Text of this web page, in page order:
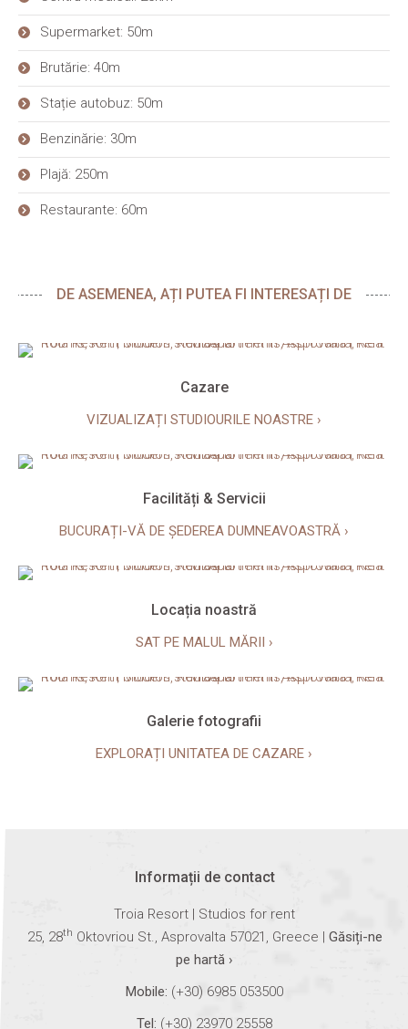
Supermarket: 50m
Brutărie: 40m
Stație autobuz: 50m
Benzinărie: 30m
Plajă: 250m
Restaurante: 60m
DE ASEMENEA, AȚI PUTEA FI INTERESAȚI DE
Cazare
VIZUALIZAȚI STUDIOURILE NOASTRE ›
Facilități & Servicii
BUCURAȚI-VĂ DE ȘEDEREA DUMNEAVOASTRĂ ›
Locația noastră
SAT PE MALUL MĂRII ›
Galerie fotografii
EXPLORAȚI UNITATEA DE CAZARE ›
Informații de contact
Troia Resort | Studios for rent
25, 28th Oktovriou St., Asprovalta 57021, Greece | Găsiți-ne
pe hartă ›
Mobile: (+30) 6985 053500
Tel: (+30) 23970 25558